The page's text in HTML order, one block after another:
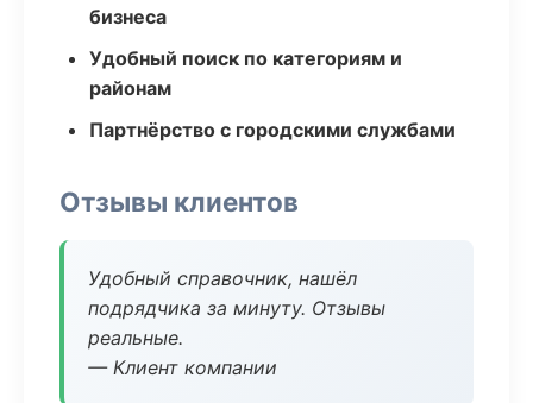
бизнеса
Удобный поиск по категориям и
районам
Партнёрство с городскими службами
Отзывы клиентов
Удобный справочник, нашёл
подрядчика за минуту. Отзывы
реальные.
— Клиент компании